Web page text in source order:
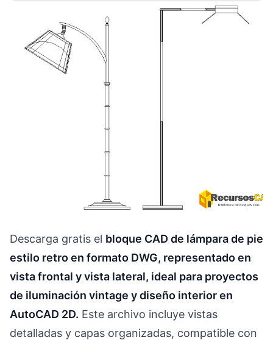
Descarga gratis el bloque CAD de lámpara de pie
estilo retro en formato DWG, representado en
vista frontal y vista lateral, ideal para proyectos
de iluminación vintage y diseño interior en
AutoCAD 2D. Este archivo incluye vistas
detalladas y capas organizadas, compatible con